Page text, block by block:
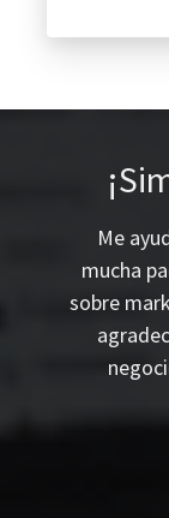
Me
mucha
sobre